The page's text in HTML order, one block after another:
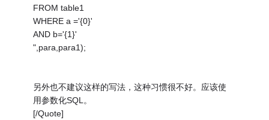
FROM table1
WHERE a ='{0}'
AND b='{1}'
",para,para1);
另外也不建议这样的写法，这种习惯很不好。应该使
用参数化SQL。
[/Quote]